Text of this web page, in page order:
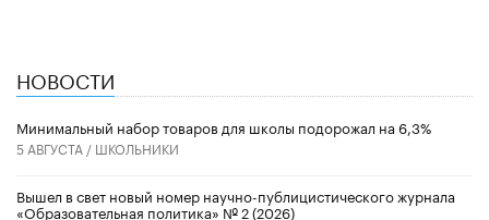
НОВОСТИ
Минимальный набор товаров для школы подорожал на 6,3%
5 АВГУСТА / ШКОЛЬНИКИ
Вышел в свет новый номер научно-публицистического журнала
«Образовательная политика» № 2 (2026)